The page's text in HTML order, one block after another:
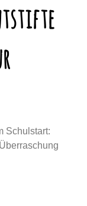
Schulstart: